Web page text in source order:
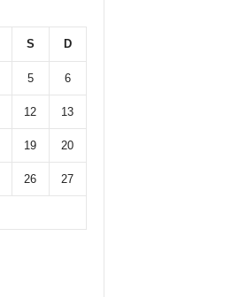
S D
5 6
12 13
19 20
26 27